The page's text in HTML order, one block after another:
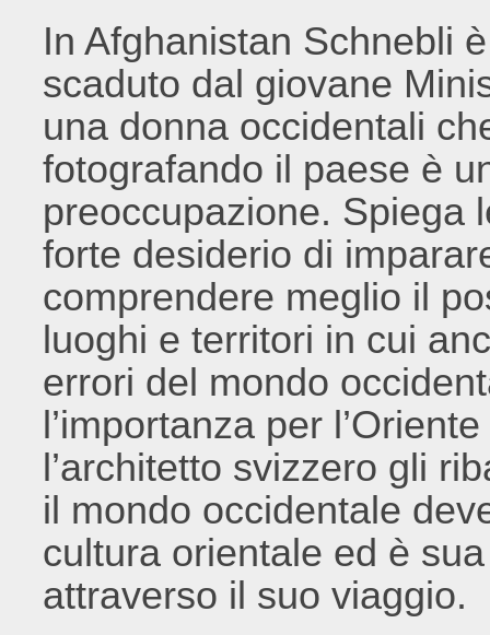
In Afghanistan Schnebli
scaduto dal giovane
una donna occidentali
fotografando il paese è
preoccupazione. Spiega
forte desiderio di
comprendere meglio il
luoghi e territori in cui
errori del mondo
l’importanza per
l’architetto svizzero gli
il mondo occidentale
cultura orientale ed è
attraverso il suo viaggio.